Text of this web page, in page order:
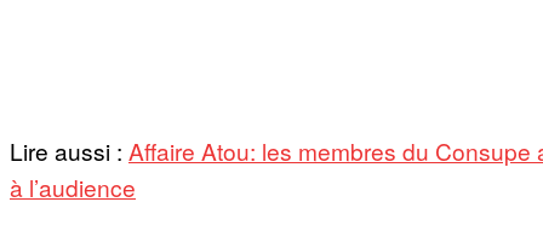
Lire aussi : Affaire Atou: les membres du Consupe
à l’audience